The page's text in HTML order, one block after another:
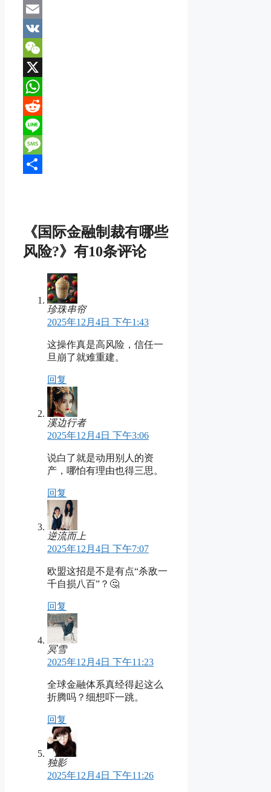
Mastodon
Email
VK
WeChat
X
WhatsApp
Reddit
Line
Message
《国际金融制裁有哪些
风险?》有10条评论
珍珠串帘
2025年12月4日 下午1:43
这操作真是高风险，信任一
旦崩了就难重建。
回复
溪边行者
2025年12月4日 下午3:06
说白了就是动用别人的资
产，哪怕有理由也得三思。
回复
逆流而上
2025年12月4日 下午7:07
欧盟这招是不是有点“杀敌一
千自损八百”？🤔
回复
冥雪
2025年12月4日 下午11:23
全球金融体系真经得起这么
折腾吗？细想吓一跳。
回复
独影
2025年12月4日 下午11:26